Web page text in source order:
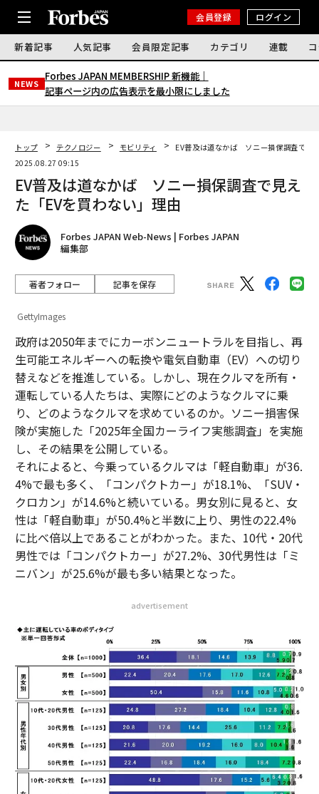
会員登録 ログイン
新着記事 人気記事 会員限定記事 カテゴリ 連載
NEWS
Forbes JAPAN MEMBERSHIP 新機能｜
記事ページ内の広告表示を最小限にしました
トップ テクノロジー モビリティ
EV普及は道なかば ソニー損保調査で見
2025.08.27 09:15
EV普及は道なかば ソニー損保調査で見え
た「EVを買わない」理由
Forbes JAPAN Web-News | Forbes JAPAN
編集部
著者フォロー 記事を保存
GettyImages
政府は2050年までにカーボンニュートラルを目指し、再
生可能エネルギーへの転換や電気自動車（EV）への切り
替えなどを推進している。しかし、現在クルマを所有・
運転している人たちは、実際にどのようなクルマに乗
り、どのようなクルマを求めているのか。ソニー損害保
険が実施した「2025年全国カーライフ実態調査」を実施
し、その結果を公開している。
それによると、今乗っているクルマは「軽自動車」が36.
4%で最も多く、「コンパクトカー」が18.1%、「SUV・
クロカン」が14.6%と続いている。男女別に見ると、女
性は「軽自動車」が50.4%と半数に上り、男性の22.4%
に比べ倍以上であることがわかった。また、10代・20代
男性では「コンパクトカー」が27.2%、30代男性は「ミ
ニバン」が25.6%が最も多い結果となった。
advertisement